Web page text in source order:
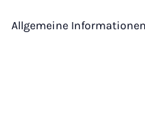
Allgemeine